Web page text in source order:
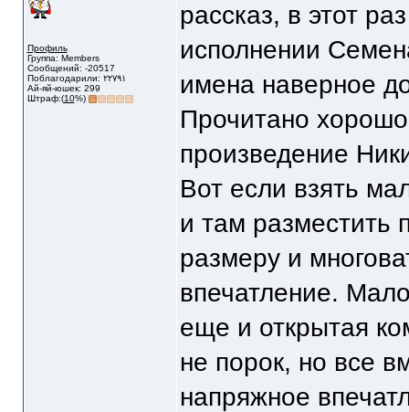
Профиль
Группа: Members
Сообщений: -20517
Поблагодарили: ٢٢٧٩١
Ай-яй-юшек: 299
Штраф:(10%)
рассказ, в этот
исполнении
имена наверное
Прочитано
произведение
Вот если взять
и там разместить
размеру и
впечатление.
еще и открытая
не порок, но все
напряжное